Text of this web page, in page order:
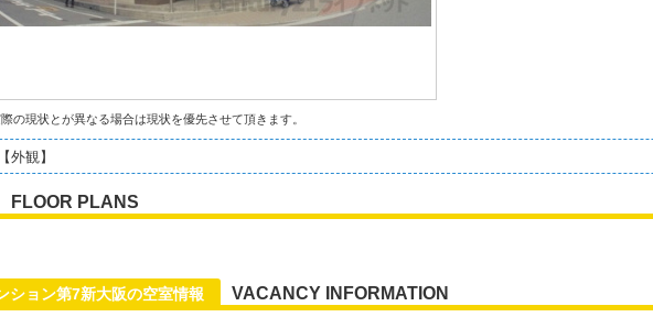
の現状とが異なる場合は現状を優先させて頂きます。
【外観】
FLOOR PLANS
ション第7新大阪の空室情報 VACANCY INFORMATION